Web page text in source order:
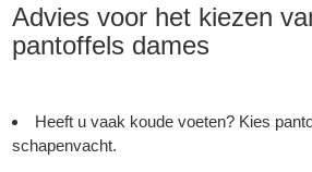
Advies voor het kiezen
pantoffels dames
Heeft u vaak koude voeten? Kies
schapenvacht.